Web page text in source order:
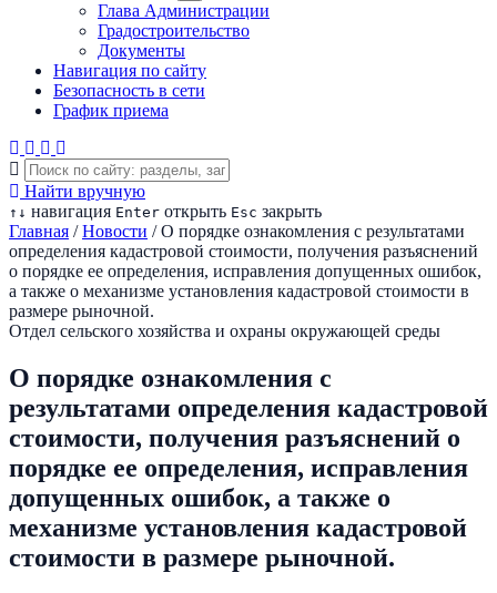
Глава Администрации
Градостроительство
Документы
Навигация по сайту
Безопасность в сети
График приема
Найти вручную
↑ ↓ навигация Enter открыть Esc закрыть
Главная / Новости / О порядке ознакомления с результатами
определения кадастровой стоимости, получения разъяснений
о порядке ее определения, исправления допущенных ошибок,
а также о механизме установления кадастровой стоимости в
размере рыночной.
Отдел сельского хозяйства и охраны окружающей среды
О порядке ознакомления с
результатами определения кадастровой
стоимости, получения разъяснений о
порядке ее определения, исправления
допущенных ошибок, а также о
механизме установления кадастровой
стоимости в размере рыночной.